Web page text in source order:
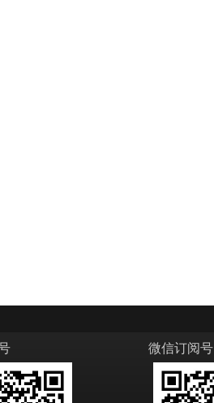
微信订阅号